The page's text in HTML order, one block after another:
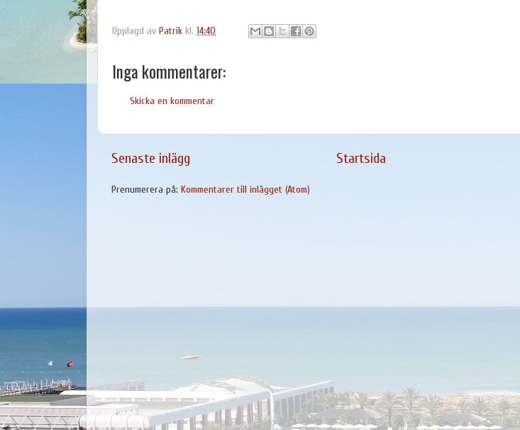
Upplagd av Patrik kl. 14:40
Inga kommentarer:
Skicka en kommentar
Senaste inlägg Startsida
Prenumerera på: Kommentarer till inlägget (Atom)